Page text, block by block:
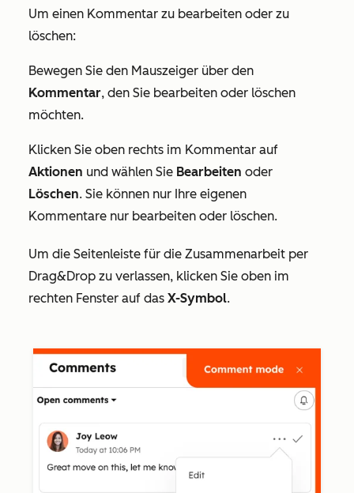
Um einen Kommentar zu bearbeiten oder zu
löschen:
Bewegen Sie den Mauszeiger über den
Kommentar, den Sie bearbeiten oder löschen
möchten.
Klicken Sie oben rechts im Kommentar auf
Aktionen und wählen Sie Bearbeiten oder
Löschen. Sie können nur Ihre eigenen
Kommentare nur bearbeiten oder löschen.
Um die Seitenleiste für die Zusammenarbeit per
Drag&Drop zu verlassen, klicken Sie oben im
rechten Fenster auf das X-Symbol.